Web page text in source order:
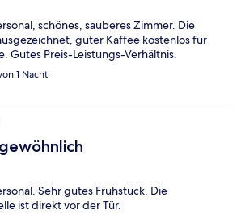
schönes, sauberes Zimmer. Die
guter Kaffee kostenlos für
Gutes Preis-Leistungs-Verhältnis.
1 Nacht
Sehr gutes Frühstück. Die
ist direkt vor der Tür.